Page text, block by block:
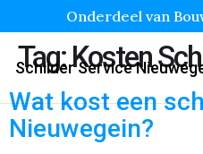
Onderdeel van
Schilder Service
Tag:Kosten
Wat kost een
Nieuwegein?